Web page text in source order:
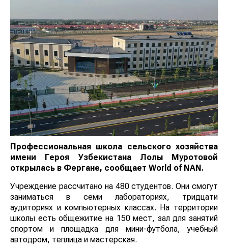
Профессиональная школа сельского хозяйства
имени Героя Узбекистана Лолы Муротовой
открылась в Фергане, сообщаетWorld of NAN.
Учреждение рассчитано на 480 студентов. Они смогут
заниматься в семи лабораториях, тридцати
аудиториях и компьютерных классах. На территории
школы есть общежитие на 150 мест, зал для занятий
спортом и площадка для мини-футбола, учебный
автодром, теплица и мастерская.